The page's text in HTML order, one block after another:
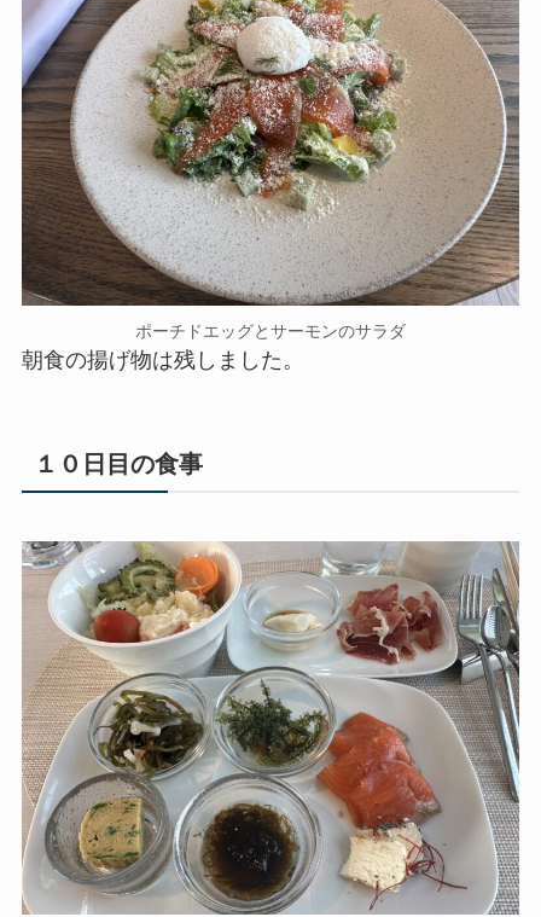
ポーチドエッグとサーモンのサラダ
朝食の揚げ物は残しました。
１０日目の食事